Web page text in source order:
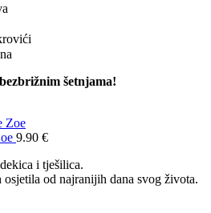
šetnjama!
9.90 €
i tješilica.
od najranijih dana svog života.